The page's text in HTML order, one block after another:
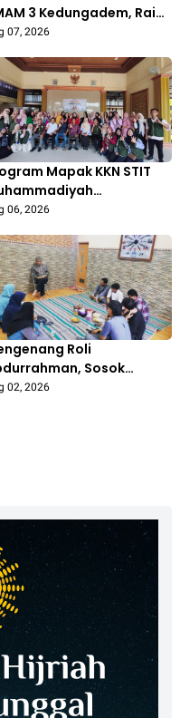
3 Kedungadem, Raih
1 Turnamen Catur
07, 2026
Mapak KKN STIT
Edukasi
Ibu PKK
06, 2026
Roli
Sosok
di Balik Lahirnya
02, 2026